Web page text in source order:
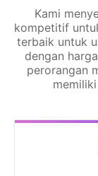
Kami
kompetitif
terbaik untuk
dengan
perorangan